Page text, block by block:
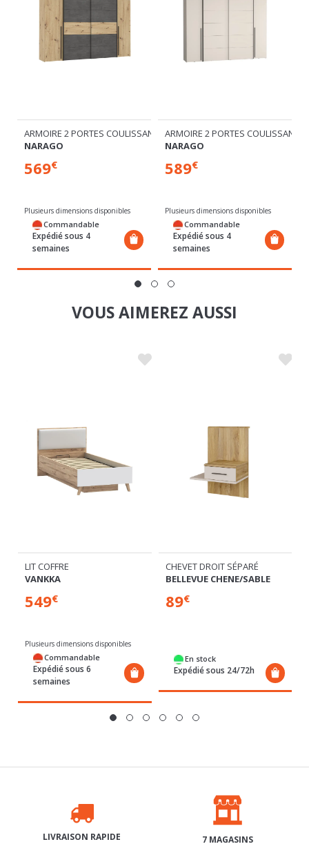
569€
Commandable
Expédié sous 4
semaines
589€
Commandable
Expédié sous 4
semaines
VOUS AIMEREZ AUSSI
VANKKA
549€
Commandable
Expédié sous 6
semaines
BELLEVUE CHENE/SABLE
89€
Expédié sous 24/72h
LIVRAISON RAPIDE 7 MAGASINS